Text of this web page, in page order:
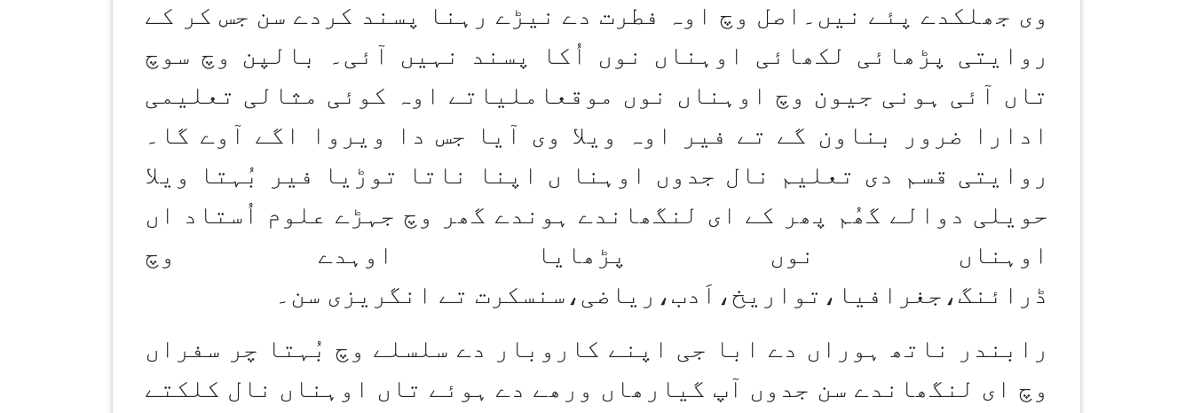
وی جھلکدے پئے نیں۔اصل وچ اوہ فطرت دے نیڑے رہنا پسند کردے سن جس کر کے
روایتی پڑھائی لکھائی اوہناں نوں اُکا پسند نہیں آئی۔ بالپن وچ سوچ
تاں آئی ہونی جیون وچ اوہناں نوں موقعاملیاتے اوہ کوئی مثالی تعلیمی
ادارا ضرور بناون گے تے فیر اوہ ویلا وی آیا جس دا ویروا اگے آوے گا۔
روایتی قسم دی تعلیم نال جدوں اوہنا ں اپنا ناتا توڑیا فیر بُہتا ویلا
حویلی دوالے گھُم پھر کے ای لنگھاندے ہوندے گھر وچ جہڑے علوم اُستاد اں
اوہناں نوں پڑھایا اوہدے وچ
ڈرائنگ،جغرافیا،تواریخ،اَدب،ریاضی،سنسکرت تے انگریزی سن۔
رابندر ناتھ ہوراں دے ابا جی اپنے کاروبار دے سلسلے وچ بُہتا چر سفراں
وچ ای لنگھاندے سن جدوں آپ گیارھاں ورھے دے ہوئے تاں اوہناں نال کلکتے